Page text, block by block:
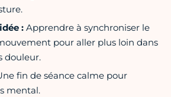
: Apprendre à synchroniser le
pour aller plus loin dans
douleur.
fin de séance calme pour
mental.